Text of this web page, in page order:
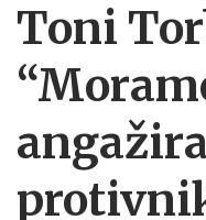
Toni